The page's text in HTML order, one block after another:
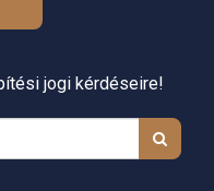
jogi kérdéseire!